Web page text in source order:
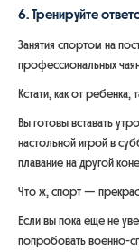
6. Тренируйте
Занятия спортом на
профессиональных
Кстати, как от ребенка,
Вы готовы вставать
настольной игрой в
плавание на другой
Что ж, спорт —
Если вы пока еще не
попробовать военно-